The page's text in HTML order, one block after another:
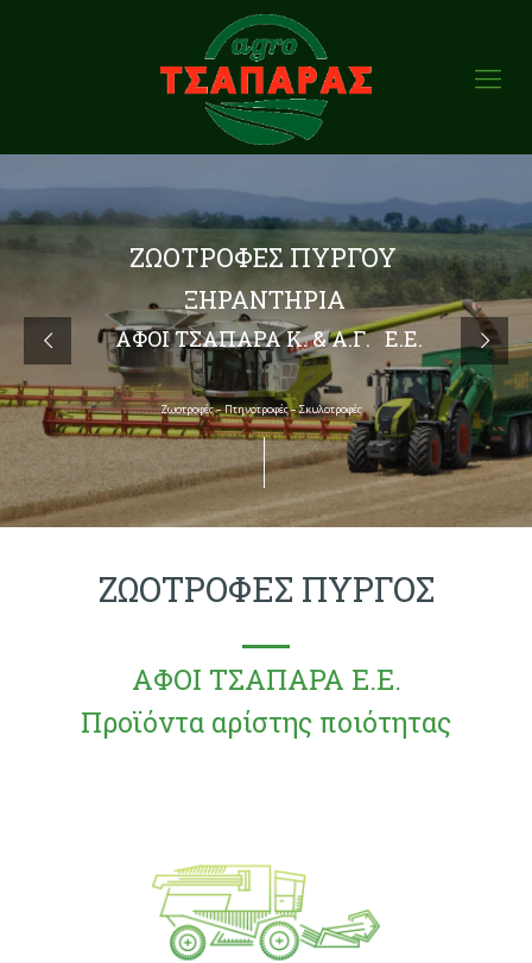
ΖΩΟΤΡΟΦΕΣ ΠΥΡΓΟΥ
Ζωοτροφές – Πτηνοτροφές – Σκυλοτροφές
ΞΗΡΑΝΤΗΡΙΑ
ΑΦΟΙ ΤΣΑΠΑΡΑ Κ. & Α.Γ. Ε.Ε.
ΖΩΟΤΡΟΦΕΣ ΠΥΡΓΟΣ
ΑΦΟΙ ΤΣΑΠΑΡΑ Ε.Ε.
Προϊόντα αρίστης ποιότητας